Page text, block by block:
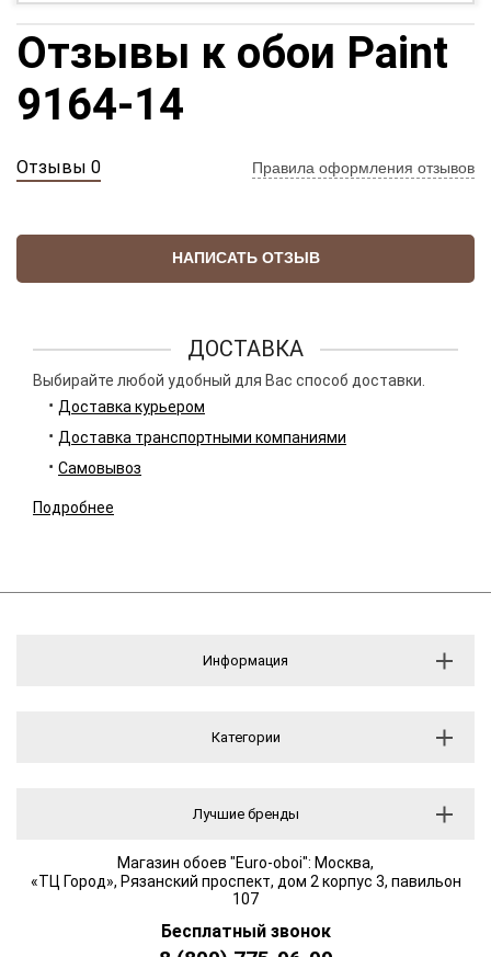
Отзывы к обои Paint
9164-14
Отзывы 0 Правила оформления отзывов
НАПИСАТЬ ОТЗЫВ
ДОСТАВКА
Выбирайте любой удобный для Вас способ доставки.
Доставка курьером
Доставка транспортными компаниями
Самовывоз
Подробнее
Информация
Категории
Лучшие бренды
Магазин обоев "Euro-oboi": Москва,
«ТЦ Город», Рязанский проспект, дом 2 корпус 3, павильон
107
Бесплатный звонок